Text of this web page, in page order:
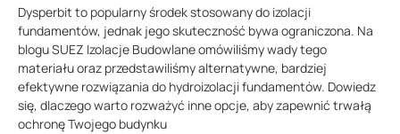
Dysperbit to popularny środek stosowany do izolacji
fundamentów, jednak jego skuteczność bywa ograniczona. Na
blogu SUEZ Izolacje Budowlane omówiliśmy wady tego
materiału oraz przedstawiliśmy alternatywne, bardziej
efektywne rozwiązania do hydroizolacji fundamentów. Dowiedz
się, dlaczego warto rozważyć inne opcje, aby zapewnić trwałą
ochronę Twojego budynku